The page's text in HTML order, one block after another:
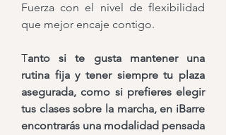
Fuerza con el nivel de flexibilidad
que mejor encaje contigo.
Tanto si te gusta mantener una
rutina fija y tener siempre tu plaza
asegurada, como si prefieres elegir
tus clases sobre la marcha, en iBarre
encontrarás una modalidad pensada